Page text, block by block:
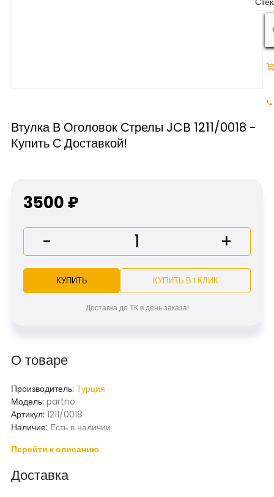
Втулка В Оголовок Стрелы JCB 1211/0018 -
Купить С Доставкой!
О товаре
Производитель: Турция
Модель: partno
Артикул: 1211/0018
Наличие: Есть в наличии
Перейти к описанию
Доставка
3500 ₽
- +
КУПИТЬ КУПИТЬ В 1 КЛИК
Доставка до ТК в день заказа!